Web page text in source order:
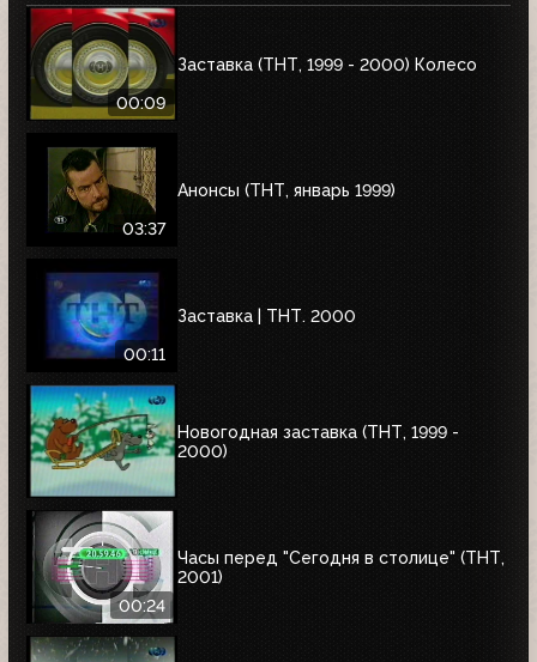
00:09
Заставка (ТНТ, 1999 - 2000) Колесо
03:37
Анонсы (ТНТ, январь 1999)
00:11
Заставка | ТНТ. 2000
Новогодная заставка (ТНТ, 1999 -
2000)
00:24
Часы перед "Сегодня в столице" (ТНТ,
2001)